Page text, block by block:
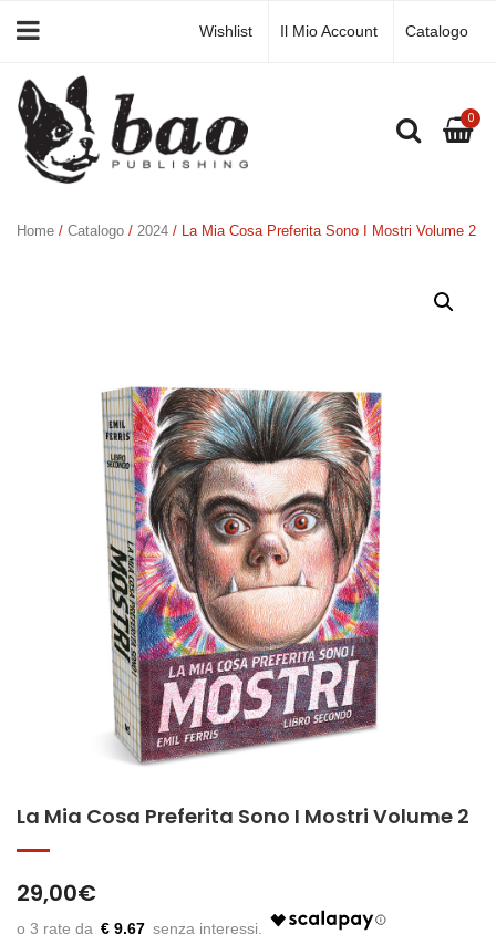
Wishlist Il Mio Account Catalogo
0
Home / Catalogo / 2024 / La Mia Cosa Preferita Sono I Mostri Volume 2
La Mia Cosa Preferita Sono I Mostri Volume 2
29,00€
€ 9.67